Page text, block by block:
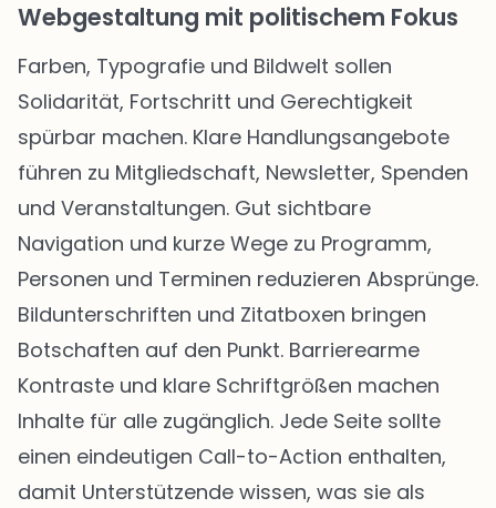
Webgestaltung mit politischem Fokus
Farben, Typografie und Bildwelt sollen
Solidarität, Fortschritt und Gerechtigkeit
spürbar machen. Klare Handlungsangebote
führen zu Mitgliedschaft, Newsletter, Spenden
und Veranstaltungen. Gut sichtbare
Navigation und kurze Wege zu Programm,
Personen und Terminen reduzieren Absprünge.
Bildunterschriften und Zitatboxen bringen
Botschaften auf den Punkt. Barrierearme
Kontraste und klare Schriftgrößen machen
Inhalte für alle zugänglich. Jede Seite sollte
einen eindeutigen Call-to-Action enthalten,
damit Unterstützende wissen, was sie als